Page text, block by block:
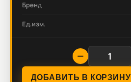
Бренд
Ед.изм.
ДОБАВИТЬ В КОРЗИНУ